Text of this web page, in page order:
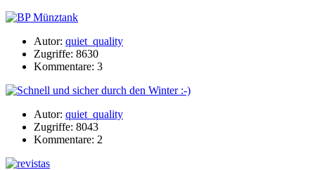
Autor: quiet_quality
Zugriffe: 8630
Kommentare: 3
Autor: quiet_quality
Zugriffe: 8043
Kommentare: 2